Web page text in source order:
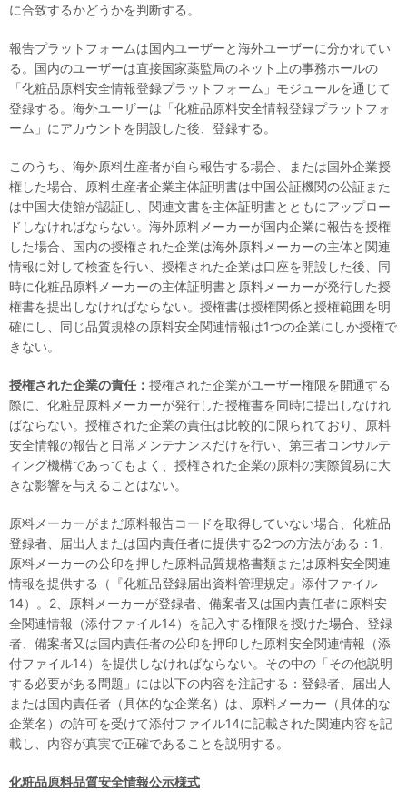
に合致するかどうかを判断する。
報告プラットフォームは国内ユーザーと海外ユーザーに分かれてい
る。国内のユーザーは直接国家薬監局のネット上の事務ホールの
「化粧品原料安全情報登録プラットフォーム」モジュールを通じて
登録する。海外ユーザーは「化粧品原料安全情報登録プラットフォ
ーム」にアカウントを開設した後、登録する。
このうち、海外原料生産者が自ら報告する場合、または国外企業授
権した場合、原料生産者企業主体証明書は中国公証機関の公証また
は中国大使館が認証し、関連文書を主体証明書とともにアップロー
ドしなければならない。海外原料メーカーが国内企業に報告を授権
した場合、国内の授権された企業は海外原料メーカーの主体と関連
情報に対して検査を行い、授権された企業は口座を開設した後、同
時に化粧品原料メーカーの主体証明書と原料メーカーが発行した授
権書を提出しなければならない。授権書は授権関係と授権範囲を明
確にし、同じ品質規格の原料安全関連情報は1つの企業にしか授権で
きない。
授権された企業の責任： 授権された企業がユーザー権限を開通する
際に、化粧品原料メーカーが発行した授権書を同時に提出しなけれ
ばならない。授権された企業の責任は比較的に限られており、原料
安全情報の報告と日常メンテナンスだけを行い、第三者コンサルテ
ィング機構であってもよく、授権された企業の原料の実際貿易に大
きな影響を与えることはない。
原料メーカーがまだ原料報告コードを取得していない場合、化粧品
登録者、届出人または国内責任者に提供する2つの方法がある：1、
原料メーカーの公印を押した原料品質規格書類または原料安全関連
情報を提供する（『化粧品登録届出資料管理規定』添付ファイル
14）。2、原料メーカーが登録者、備案者又は国内責任者に原料安
全関連情報（添付ファイル14）を記入する権限を授けた場合、登録
者、備案者又は国内責任者の公印を押印した原料安全関連情報（添
付ファイル14）を提供しなければならない。その中の「その他説明
する必要がある問題」には以下の内容を注記する：登録者、届出人
または国内責任者（具体的な企業名）は、原料メーカー（具体的な
企業名）の許可を受けて添付ファイル14に記載された関連内容を記
載し、内容が真実で正確であることを説明する。
化粧品原料品質安全情報公示様式